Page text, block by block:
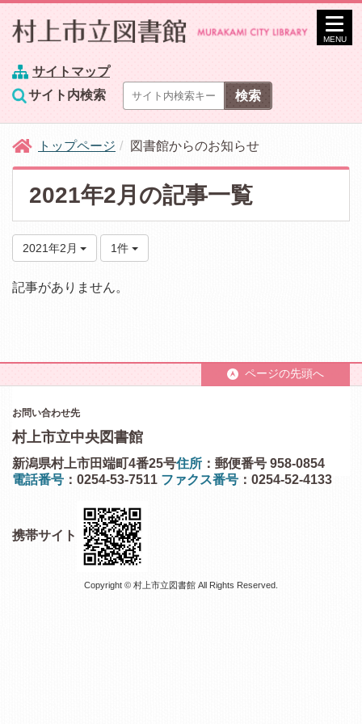
サイトマップ
サイト内検索
MENU
トップページ 図書館からのお知らせ
2021年2月の記事一覧
2021年2月 1件
記事がありません。
ページの先頭へ
お問い合わせ先
村上市立中央図書館
住所 ：郵便番号 958-0854
新潟県村上市田端町4番25号
電話番号 ：0254-53-7511 ファクス番号 ：0254-52-4133
携帯サイト
Copyright © 村上市立図書館 All Rights Reserved.